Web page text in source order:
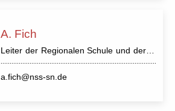
A. Fich
Leiter der Regionalen Schule und der O
rientierungsstufe
a.fich@nss-sn.de